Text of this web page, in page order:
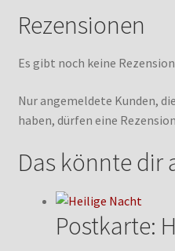
Rezensionen
Es gibt noch keine
Nur angemeldete Kunden,
haben, dürfen eine
Das könnte
Postkarte: